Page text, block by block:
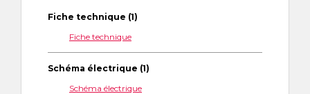
Fiche technique (1)
Fiche technique
Schéma électrique (1)
Schéma électrique